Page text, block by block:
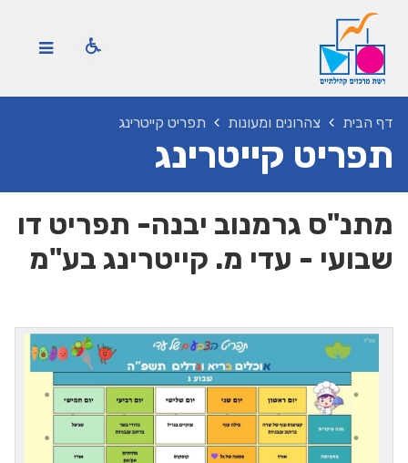
דף הבית צהרונים ומעונות תפריט קייטרינג
תפריט קייטרינג
מתנ"ס גרמנוב יבנה- תפריט דו
שבועי - עדי מ. קייטרינג בע"מ